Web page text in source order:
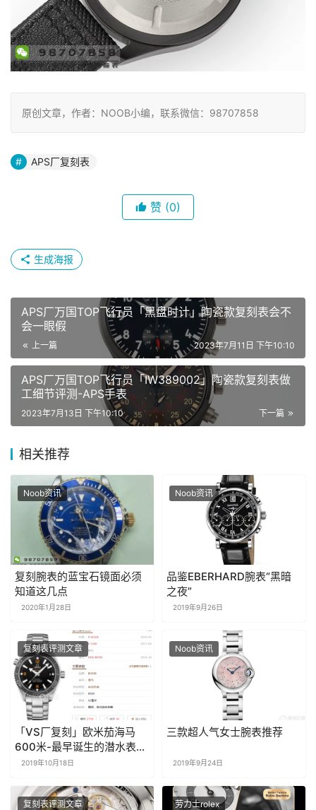
原创文章，作者：NOOB小编，联系微信：98707858
APS厂复刻表
赞 (0)
生成海报
APS厂万国TOP飞行员「黑盘时计」陶瓷款复刻表会不
会一眼假
上一篇 2023年7月11日 下午10:10
APS厂万国TOP飞行员「IW389002」陶瓷款复刻表做
工细节评测-APS手表
下一篇
2023年7月13日 下午10:10
相关推荐
Noob资讯
复刻腕表的蓝宝石镜面必须
知道这几点
2020年1月28日
Noob资讯
品鉴EBERHARD腕表“黑暗
之夜”
2019年9月26日
复刻表评测文章
「VS厂复刻」欧米茄海马
600米-最早诞生的潜水表系
列之一
2019年10月18日
Noob资讯
三款超人气女士腕表推荐
2019年9月24日
复刻表评测文章 劳力士rolex